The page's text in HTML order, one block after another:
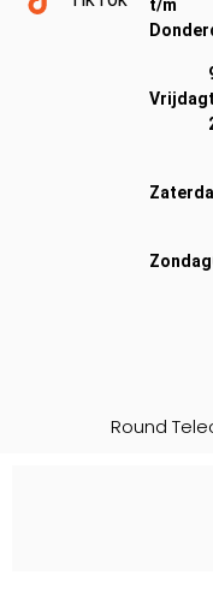
t/m
Vrijdag
Zondag
Round